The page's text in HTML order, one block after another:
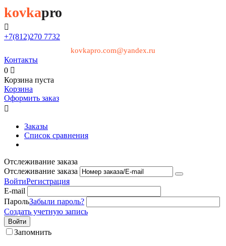
kovkapro

+7(812)270 7732
kovkapro.com@yandex.ru
Контакты
0 
Корзина пуста
Корзина
Оформить заказ

Заказы
Список сравнения
Отслеживание заказа
Отслеживание заказа
ВойтиРегистрация
E-mail
ПарольЗабыли пароль?
Создать учетную запись
Войти
Запомнить